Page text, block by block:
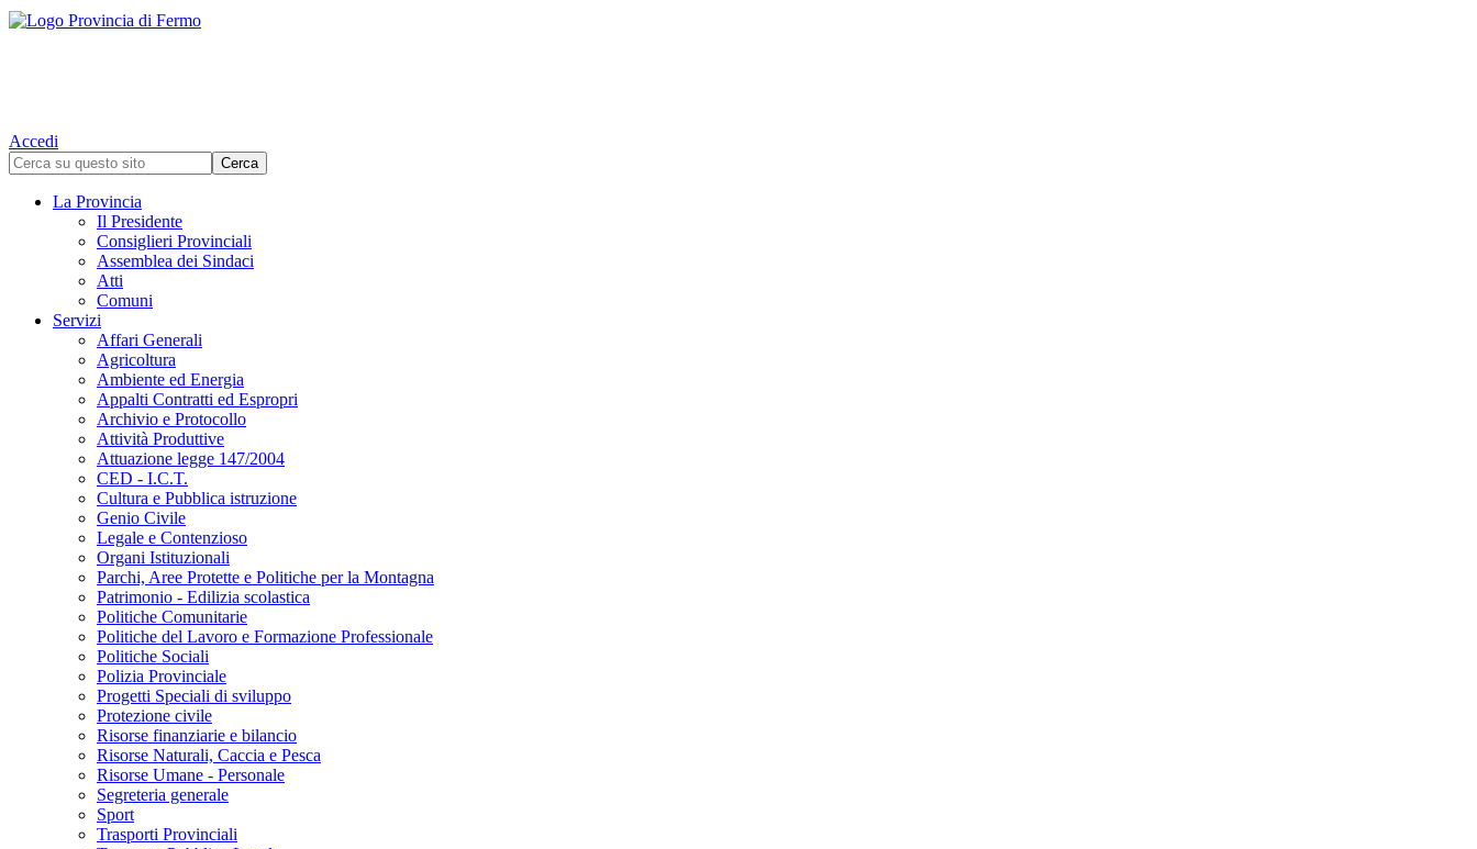
Accedi
La Provincia
Il Presidente
Consiglieri Provinciali
Assemblea dei Sindaci
Atti
Comuni
Servizi
Affari Generali
Agricoltura
Ambiente ed Energia
Appalti Contratti ed Espropri
Archivio e Protocollo
Attività Produttive
Attuazione legge 147/2004
CED - I.C.T.
Cultura e Pubblica istruzione
Genio Civile
Legale e Contenzioso
Organi Istituzionali
Parchi, Aree Protette e Politiche per la Montagna
Patrimonio - Edilizia scolastica
Politiche Comunitarie
Politiche del Lavoro e Formazione Professionale
Politiche Sociali
Polizia Provinciale
Progetti Speciali di sviluppo
Protezione civile
Risorse finanziarie e bilancio
Risorse Naturali, Caccia e Pesca
Risorse Umane - Personale
Segreteria generale
Sport
Trasporti Provinciali